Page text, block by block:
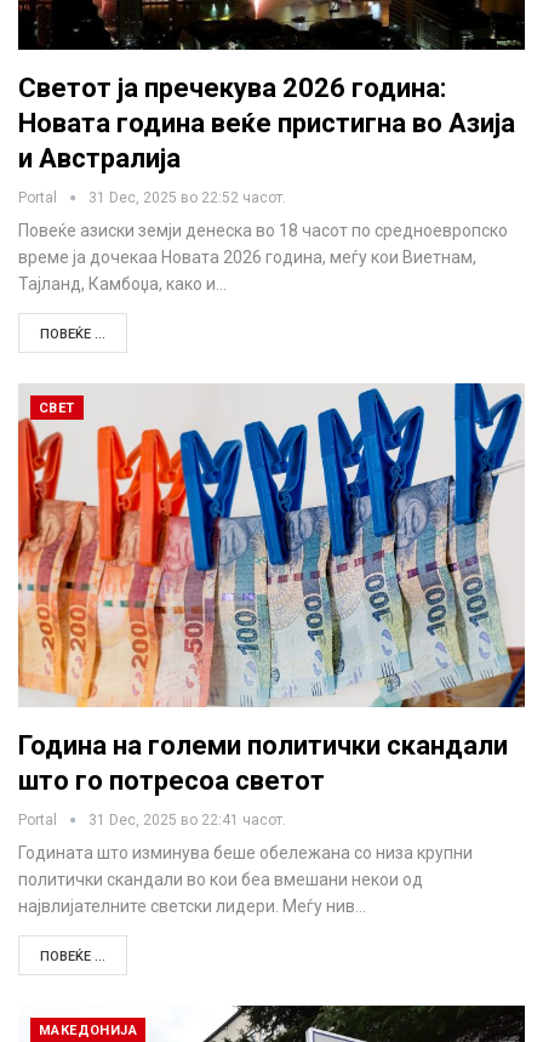
Светот ја пречекува 2026 година:
Новата година веќе пристигна во Азија
и Австралија
Portal 31 Dec, 2025 во 22:52 часот.
Повеќе азиски земји денеска во 18 часот по средноевропско
време ја дочекаа Новата 2026 година, меѓу кои Виетнам,
Тајланд, Камбоџа, како и…
ПОВЕЌЕ ...
СВЕТ
Година на големи политички скандали
што го потресоа светот
Portal 31 Dec, 2025 во 22:41 часот.
Годината што изминува беше обележана со низа крупни
политички скандали во кои беа вмешани некои од
највлијателните светски лидери. Меѓу нив…
ПОВЕЌЕ ...
МАКЕДОНИЈА